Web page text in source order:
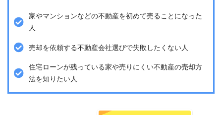
家やマンションなどの不動産を初めて売ることになった
人
売却を依頼する不動産会社選びで失敗したくない人
住宅ローンが残っている家や売りにくい不動産の売却方
法を知りたい人